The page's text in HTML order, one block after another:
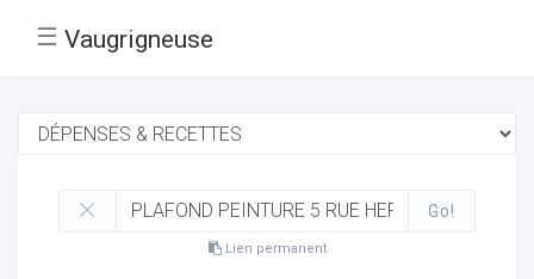
☰ Vaugrigneuse
Go!
Lien permanent